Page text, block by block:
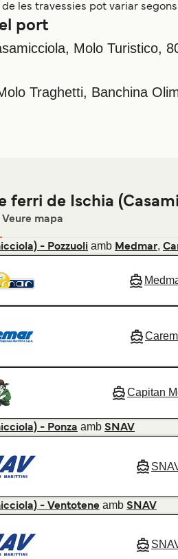
les travessies pot variar
port
Molo Turistico,
Traghetti, Banchina
ferri de Ischia
Veure mapa
- Pozzuoli amb Medmar,
Capitan
- Ponza amb SNAV
- Ventotene amb SNAV